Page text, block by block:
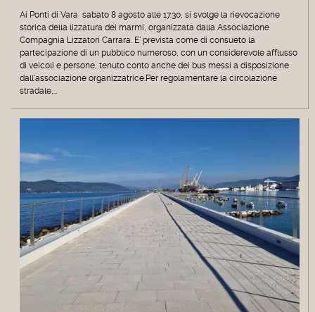
Ai Ponti di Vara sabato 8 agosto alle 17.30, si svolge la rievocazione
storica della lizzatura dei marmi, organizzata dalla Associazione
Compagnia Lizzatori Carrara. E' prevista come di consueto la
partecipazione di un pubblico numeroso, con un considerevole afflusso
di veicoli e persone, tenuto conto anche dei bus messi a disposizione
dall'associazione organizzatrice.Per regolamentare la circolazione
stradale,…